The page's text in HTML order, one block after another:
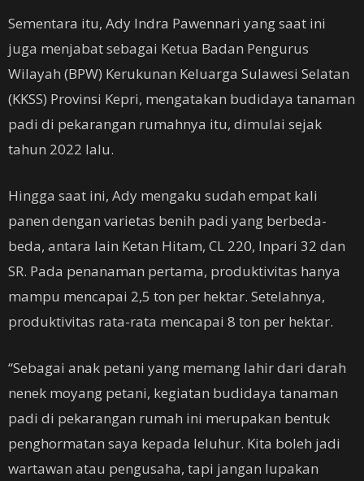
Sementara itu, Ady Indra Pawennari yang saat ini
juga menjabat sebagai Ketua Badan Pengurus
Wilayah (BPW) Kerukunan Keluarga Sulawesi Selatan
(KKSS) Provinsi Kepri, mengatakan budidaya tanaman
padi di pekarangan rumahnya itu, dimulai sejak
tahun 2022 lalu.
Hingga saat ini, Ady mengaku sudah empat kali
panen dengan varietas benih padi yang berbeda-
beda, antara lain Ketan Hitam, CL 220, Inpari 32 dan
SR. Pada penanaman pertama, produktivitas hanya
mampu mencapai 2,5 ton per hektar. Setelahnya,
produktivitas rata-rata mencapai 8 ton per hektar.
“Sebagai anak petani yang memang lahir dari darah
nenek moyang petani, kegiatan budidaya tanaman
padi di pekarangan rumah ini merupakan bentuk
penghormatan saya kepada leluhur. Kita boleh jadi
wartawan atau pengusaha, tapi jangan lupakan